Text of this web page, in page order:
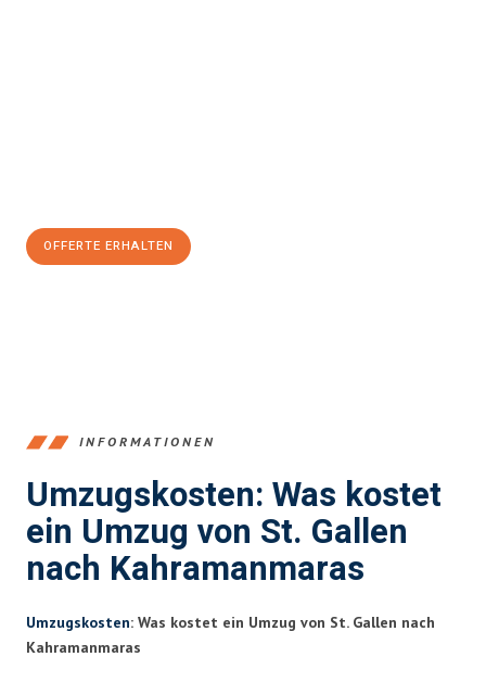
OFFERTE ERHALTEN
INFORMATIONEN
Umzugskosten: Was kostet
ein Umzug von St. Gallen
nach Kahramanmaras
Umzugskosten: Was kostet ein Umzug von St. Gallen nach
Kahramanmaras